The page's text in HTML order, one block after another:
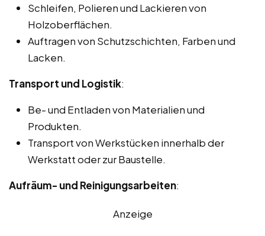
Schleifen, Polieren und Lackieren von
Holzoberflächen.
Auftragen von Schutzschichten, Farben und
Lacken.
Transport und Logistik:
Be- und Entladen von Materialien und
Produkten.
Transport von Werkstücken innerhalb der
Werkstatt oder zur Baustelle.
Aufräum- und Reinigungsarbeiten:
Anzeige